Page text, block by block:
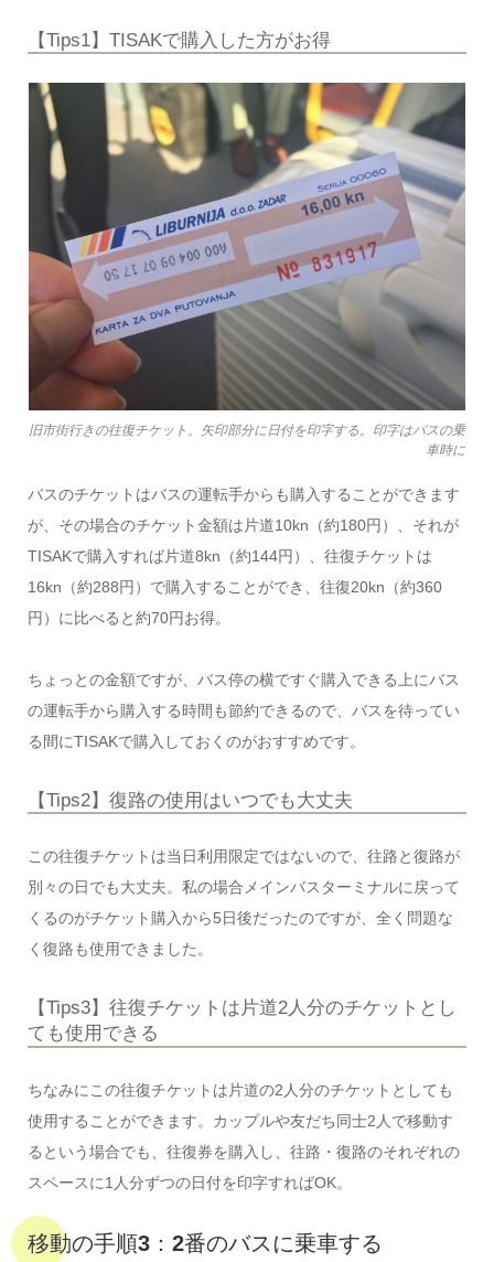
【Tips1】TISAKで購入した方がお得
旧市街行きの往復チケット。矢印部分に日付を印字する。印字はバスの乗
車時に
バスのチケットはバスの運転手からも購入することができます
が、その場合のチケット金額は片道10kn（約180円）、それが
TISAKで購入すれば片道8kn（約144円）、往復チケットは
16kn（約288円）で購入することができ、往復20kn（約360
円）に比べると約70円お得。
ちょっとの金額ですが、バス停の横ですぐ購入できる上にバス
の運転手から購入する時間も節約できるので、バスを待ってい
る間にTISAKで購入しておくのがおすすめです。
【Tips2】復路の使用はいつでも大丈夫
この往復チケットは当日利用限定ではないので、往路と復路が
別々の日でも大丈夫。私の場合メインバスターミナルに戻って
くるのがチケット購入から5日後だったのですが、全く問題な
く復路も使用できました。
【Tips3】往復チケットは片道2人分のチケットとし
ても使用できる
ちなみにこの往復チケットは片道の2人分のチケットとしても
使用することができます。カップルや友だち同士2人で移動す
るという場合でも、往復券を購入し、往路・復路のそれぞれの
スペースに1人分ずつの日付を印字すればOK。
移動の手順3：2番のバスに乗車する